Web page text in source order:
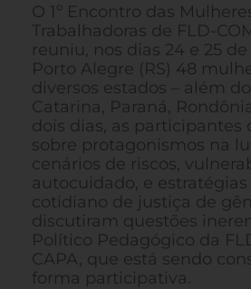
O 1º Encontro das
Trabalhadoras de FLD-
reuniu, nos dias 24 e 25
Porto Alegre (RS) 48
diversos estados – além
Catarina, Paraná,
dois dias, as participantes
sobre protagonismos na
cenários de riscos,
autocuidado, e
cotidiano de justiça de
discutiram questões
Político Pedagógico da
CAPA, que está sendo
forma participativa.